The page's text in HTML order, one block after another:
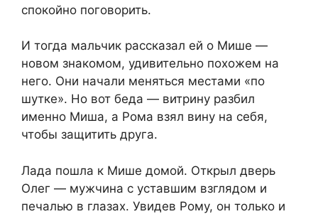
спокойно поговорить.
И тогда мальчик рассказал ей о Мише —
новом знакомом, удивительно похожем на
него. Они начали меняться местами «по
шутке». Но вот беда — витрину разбил
именно Миша, а Рома взял вину на себя,
чтобы защитить друга.
Лада пошла к Мише домой. Открыл дверь
Олег — мужчина с уставшим взглядом и
печалью в глазах. Увидев Рому, он только и